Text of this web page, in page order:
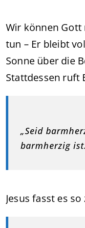
Wir können Gott
tun – Er bleibt
Sonne über die
Stattdessen ruft
„Seid
barmherzig
Jesus fasst es